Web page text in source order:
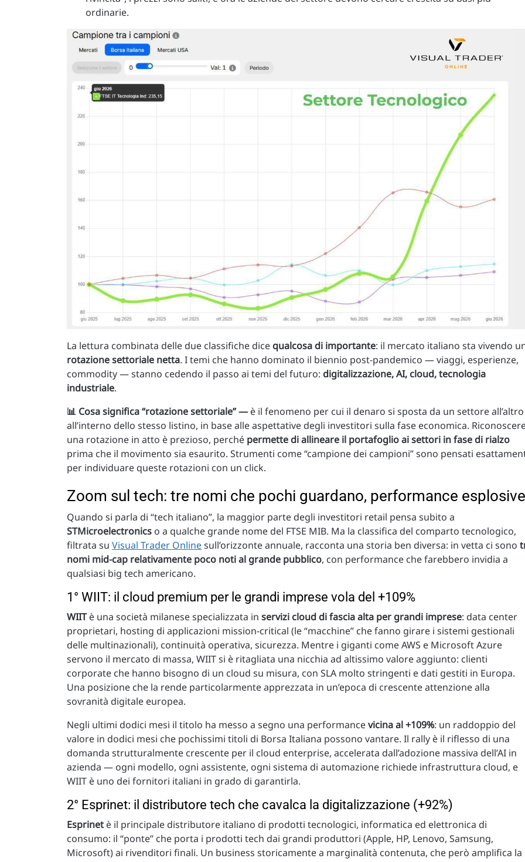
ordinarie.
La lettura combinata delle due classifiche dice qualcosa di importante: il mercato italiano sta vivendo
rotazione settoriale netta. I temi che hanno dominato il biennio post-pandemico — viaggi, esperienze,
commodity — stanno cedendo il passo ai temi del futuro: digitalizzazione, AI, cloud, tecnologia
industriale.
📊 Cosa significa “rotazione settoriale” — è il fenomeno per cui il denaro si sposta da un settore all’altro
all’interno dello stesso listino, in base alle aspettative degli investitori sulla fase economica.
una rotazione in atto è prezioso, perché permette di allineare il portafoglio ai settori in fase di rialzo
prima che il movimento sia esaurito. Strumenti come “campione dei campioni” sono pensati
per individuare queste rotazioni con un click.
Zoom sul tech: tre nomi che pochi guardano, performance esplosive
Quando si parla di “tech italiano”, la maggior parte degli investitori retail pensa subito a
STMicroelectronics o a qualche grande nome del FTSE MIB. Ma la classifica del comparto tecnologico,
filtrata su Visual Trader Onlinesull’orizzonte annuale, racconta una storia ben diversa: in vetta ci sono
nomi mid-cap relativamente poco noti al grande pubblico, con performance che farebbero invidia a
qualsiasi big tech americano.
1° WIIT: il cloud premium per le grandi imprese vola del +109%
WIITè una società milanese specializzata in servizi cloud di fascia alta per grandi imprese: data center
proprietari, hosting di applicazioni mission-critical (le “macchine” che fanno girare i sistemi gestionali
delle multinazionali), continuità operativa, sicurezza. Mentre i giganti come AWS e Microsoft Azure
servono il mercato di massa, WIIT si è ritagliata una nicchia ad altissimo valore aggiunto: clienti
corporate che hanno bisogno di un cloud su misura, con SLA molto stringenti e dati gestiti in Europa.
Una posizione che la rende particolarmente apprezzata in un’epoca di crescente attenzione alla
sovranità digitale europea.
Negli ultimi dodici mesi il titolo ha messo a segno una performancevicina al +109%: un raddoppio del
valore in dodici mesi che pochissimi titoli di Borsa Italiana possono vantare. Il rally è il riflesso di una
domanda strutturalmente crescente per il cloud enterprise, accelerata dall’adozione massiva dell’AI in
azienda — ogni modello, ogni assistente, ogni sistema di automazione richiede infrastruttura cloud, e
WIIT è uno dei fornitori italiani in grado di garantirla.
2° Esprinet: il distributore tech che cavalca la digitalizzazione (+92%)
Esprinet è il principale distributore italiano di prodotti tecnologici, informatica ed elettronica di
consumo: il “ponte” che porta i prodotti tech dai grandi produttori (Apple, HP, Lenovo, Samsung,
Microsoft) ai rivenditori finali. Un business storicamente a marginalità contenuta, che però amplifica la